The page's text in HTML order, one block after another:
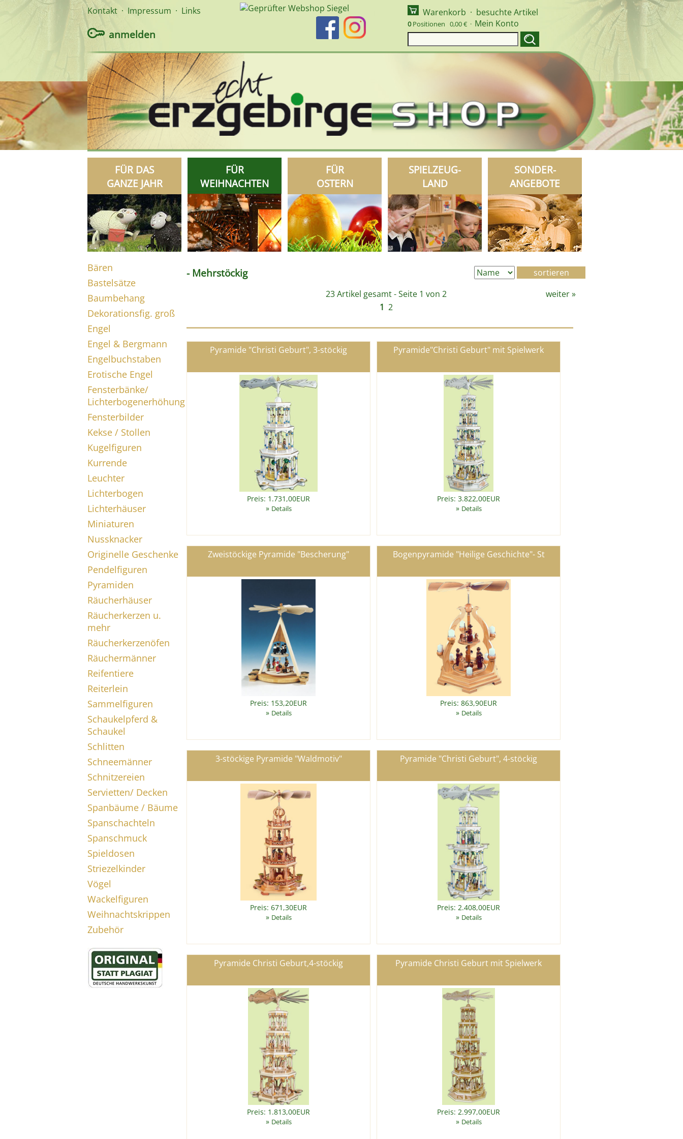
Kontakt · Impressum · Links
anmelden
Warenkorb · besuchte Artikel
0Positionen 0,00 € · Mein Konto
FÜR DAS
GANZE JAHR
FÜR
WEIHNACHTEN
FÜR
OSTERN
SPIELZEUG-
LAND
SONDER-
ANGEBOTE
Bären
Bastelsätze
Baumbehang
Dekorationsfig. groß
Engel
Engel & Bergmann
Engelbuchstaben
Erotische Engel
Fensterbänke/
Lichterbogenerhöhung
Fensterbilder
Kekse / Stollen
Kugelfiguren
Kurrende
Leuchter
Lichterbogen
Lichterhäuser
Miniaturen
Nussknacker
Originelle Geschenke
Pendelfiguren
Pyramiden
Räucherhäuser
Räucherkerzen u.
mehr
Räucherkerzenöfen
Räuchermänner
Reifentiere
Reiterlein
Sammelfiguren
Schaukelpferd &
Schaukel
Schlitten
Schneemänner
Schnitzereien
Servietten/ Decken
Spanbäume / Bäume
Spanschachteln
Spanschmuck
Spieldosen
Striezelkinder
Vögel
Wackelfiguren
Weihnachtskrippen
Zubehör
- Mehrstöckig
23 Artikel gesamt - Seite 1 von 2 weiter»
1 2
Pyramide "Christi Geburt", 3-stöckig
Preis: 1.731,00EUR
» Details
Pyramide"Christi Geburt" mit Spielwerk
Preis: 3.822,00EUR
» Details
Zweistöckige Pyramide "Bescherung"
Preis: 153,20EUR
» Details
Bogenpyramide "Heilige Geschichte"- St
Preis: 863,90EUR
» Details
3-stöckige Pyramide "Waldmotiv"
Preis: 671,30EUR
» Details
Pyramide "Christi Geburt", 4-stöckig
Preis: 2.408,00EUR
» Details
Pyramide Christi Geburt,4-stöckig
Preis: 1.813,00EUR
» Details
Pyramide Christi Geburt mit Spielwerk
Preis: 2.997,00EUR
» Details